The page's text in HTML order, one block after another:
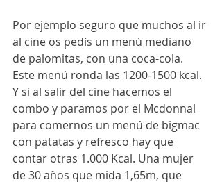
Por ejemplo seguro que muchos al ir
al cine os pedís un menú mediano
de palomitas, con una coca-cola.
Este menú ronda las 1200-1500 kcal.
Y si al salir del cine hacemos el
combo y paramos por el Mcdonnal
para comernos un menú de bigmac
con patatas y refresco hay que
contar otras 1.000 Kcal. Una mujer
de 30 años que mida 1,65m, que